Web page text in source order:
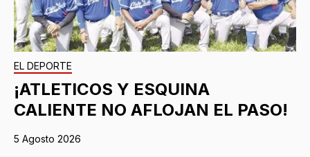
EL DEPORTE
¡ATLETICOS Y ESQUINA
CALIENTE NO AFLOJAN EL PASO!
5 Agosto 2026